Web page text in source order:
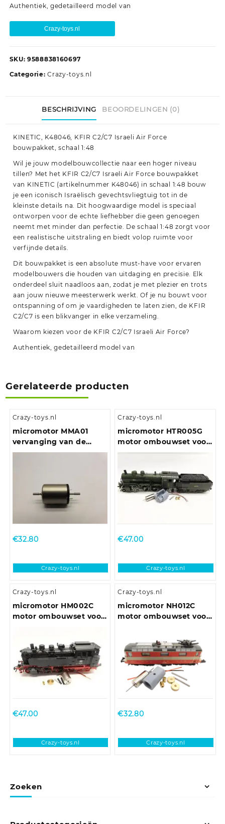
Authentiek, gedetailleerd model van
Crazy-toys.nl
SKU: 9588838160697
Categorie:Crazy-toys.nl
BESCHRIJVING BEOORDELINGEN (0)
KINETIC, K48046, KFIR C2/C7 Israeli Air Force
bouwpakket, schaal 1:48
Wil je jouw modelbouwcollectie naar een hoger niveau
tillen? Met het KFIR C2/C7 Israeli Air Force bouwpakket
van KINETIC (artikelnummer K48046) in schaal 1:48 bouw
je een iconisch Israëlisch gevechtsvliegtuig tot in de
kleinste details na. Dit hoogwaardige model is speciaal
ontworpen voor de echte liefhebber die geen genoegen
neemt met minder dan perfectie. De schaal 1:48 zorgt voor
een realistische uitstraling en biedt volop ruimte voor
verfijnde details.
Dit bouwpakket is een absolute must-have voor ervaren
modelbouwers die houden van uitdaging en precisie. Elk
onderdeel sluit naadloos aan, zodat je met plezier en trots
aan jouw nieuwe meesterwerk werkt. Of je nu bouwt voor
ontspanning of om je vaardigheden te laten zien, de KFIR
C2/C7 is een blikvanger in elke verzameling.
Waarom kiezen voor de KFIR C2/C7 Israeli Air Force?
Authentiek, gedetailleerd model van
Gerelateerde producten
Crazy-toys.nl
micromotor MMA01
vervanging van de
ronde Mashima 1620
€32.80
Crazy-toys.nl
Crazy-toys.nl
micromotor HTR005G
motor ombouwset voor
Trix DB BR 38, DR BR
€47.00
Crazy-toys.nl
Crazy-toys.nl
micromotor HM002C
motor ombouwset voor
€47.00
Crazy-toys.nl
Crazy-toys.nl
micromotor NH012C
motor ombouwset voor
€32.80
Crazy-toys.nl
Zoeken